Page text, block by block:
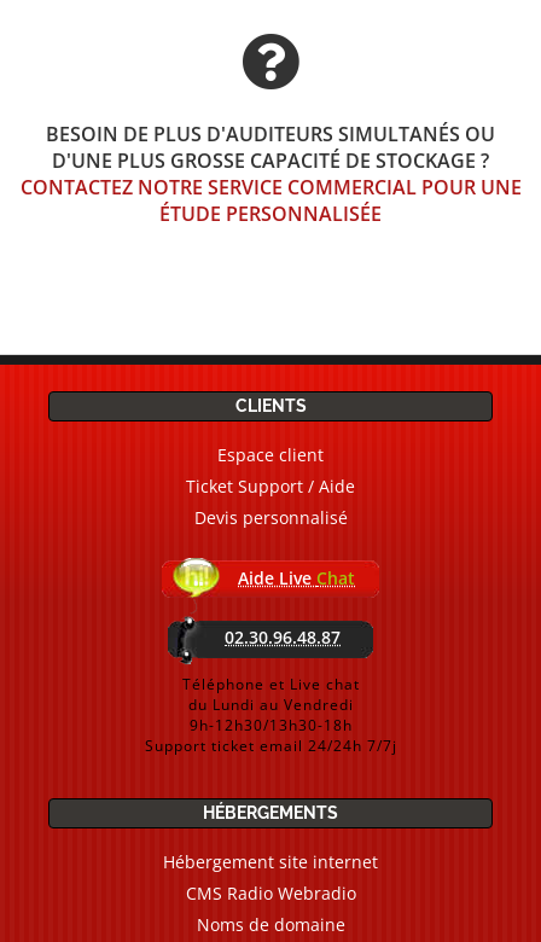
BESOIN DE PLUS D'AUDITEURS SIMULTANÉS OU
D'UNE PLUS GROSSE CAPACITÉ DE STOCKAGE ?
CONTACTEZ NOTRE SERVICE COMMERCIAL POUR UNE
ÉTUDE PERSONNALISÉE
CLIENTS
Espace client
Ticket Support / Aide
Devis personnalisé
Aide Live Chat
02.30.96.48.87
Téléphone et Live chat
du Lundi au Vendredi
9h-12h30/13h30-18h
Support ticket email 24/24h 7/7j
HÉBERGEMENTS
Hébergement site internet
CMS Radio Webradio
Noms de domaine